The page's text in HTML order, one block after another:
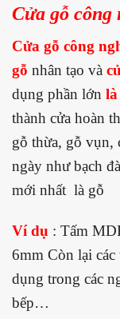
Cửa gỗ công
Cửa gỗ công
gỗ nhân tạo và
dụng phần lớn là
thành cửa hoàn
gỗ thừa, gỗ vụn,
ngày như bạch
mới nhất là gỗ
Ví dụ : Tấm
6mm Còn lại
dụng trong các
bếp…